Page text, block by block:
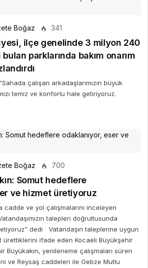
Boğaz 341
ilçe genelinde 3 milyon 240
parklarında bakım onarım
çalışan arkadaşlarımızın büyük
temiz ve konforlu hale getiriyoruz.
Boğaz 700
Somut hedeflere
ve hizmet üretiyoruz
cadde ve yol çalışmalarını inceleyen
talepleri doğrultusunda
dedi Vatandaşın taleplerine uygun
ürettiklerini ifade eden Kocaeli Büyükşehir
Büyükakın, yenileneme çalışmaları süren
ve Reysaş caddeleri ile Gebze Mutlu